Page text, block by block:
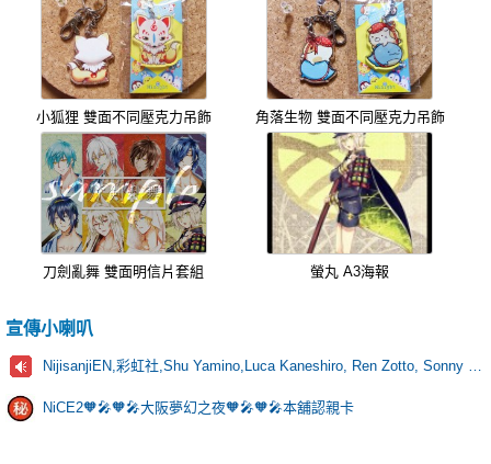
小狐狸 雙面不同壓克力吊飾 角落生物 雙面不同壓克力吊飾
刀劍亂舞 雙面明信片套組 螢丸 A3海報
宣傳小喇叭
NiCE2🧡🎤🧡🎤大阪夢幻之夜🧡🎤🧡🎤本舖認親卡